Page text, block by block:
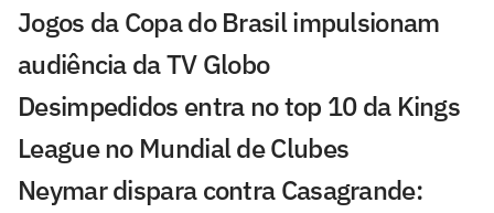
Jogos da Copa do Brasil impulsionam
audiência da TV Globo
Desimpedidos entra no top 10 da Kings
League no Mundial de Clubes
Neymar dispara contra Casagrande: